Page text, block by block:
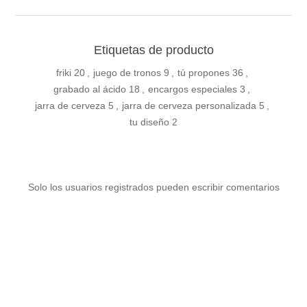
Etiquetas de producto
friki 20 juego de tronos 9 tú propones 36
grabado al ácido 18 encargos especiales 3
jarra de cerveza 5 jarra de cerveza personalizada 5
tu diseño 2
Solo los usuarios registrados pueden escribir comentarios